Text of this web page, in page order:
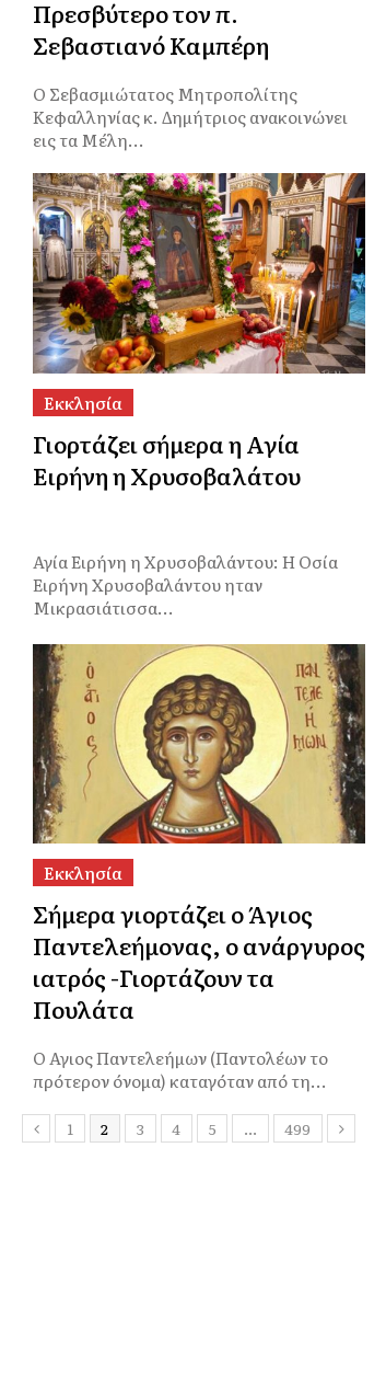
Πρεσβύτερο τον π.
Σεβαστιανό Καμπέρη
O Σεβασμιώτατος Μητροπολίτης
Κεφαλληνίας κ. Δημήτριος ανακοινώνει
εις τα Μέλη...
Εκκλησία
Γιορτάζει σήμερα η Αγία
Ειρήνη η Χρυσοβαλάτου
Αγία Ειρήνη η Χρυσοβαλάντου: Η Οσία
Ειρήνη Χρυσοβαλάντου ηταν
Μικρασιάτισσα...
Εκκλησία
Σήμερα γιορτάζει ο Άγιος
Παντελεήμονας, ο ανάργυρος
ιατρός -Γιορτάζουν τα
Πουλάτα
Ο Αγιος Παντελεήμων (Παντολέων το
πρότερον όνομα) καταγόταν από τη...
1 2 3 4 5 … 499